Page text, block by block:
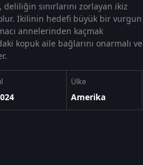
sınırlarını zorlayan ikiz
İkilinin hedefi büyük bir vurgun
annelerinden kaçmak
kopuk aile bağlarını onarmalı ve
Ülke
Amerika